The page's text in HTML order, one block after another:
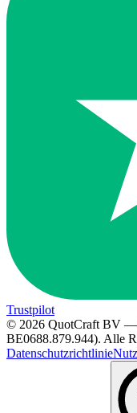
Trustpilot
© 2026 QuotCraft BV —
BE0688.879.944). Alle
Datenschutzrichtlinie